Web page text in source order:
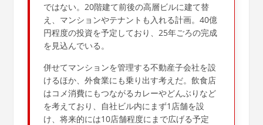
ではない。20階建て前後の高層ビルに建て替
え、マンションやテナントも入れる計画。40億
円程度の投資を予定しており、25年ごろの完成
を見込んでいる。
併せてマンションを管理する不動産子会社を設
けるほか、外食業にも乗り出す考えだ。飲食店
はコメ消費にもつながるカレーやどんぶりなど
を考えており、自社ビル内にまず1店舗を設
け、将来的には10店舗程度にまで広げる予定